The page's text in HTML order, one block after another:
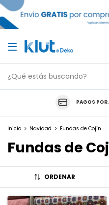
PAGOS POR
Inicio > Navidad > Fundas de Cojín
Fundas de
ORDENAR